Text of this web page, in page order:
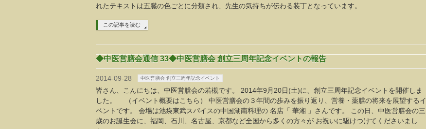
れたテキストは五臓の色ごとに分類され、先生の気持ちが伝わる装丁となっています。
この記事を読む
◆中医営膳会通信 33◆中医営膳会 創立三周年記念イベントの報告
2014-09-28 中医営膳会 創立三周年記念イベント
皆さん、こんにちは、中医営膳会の若槻です。 2014年9月20日(土)に、創立三周年記念イベントを開催しま
した。 （イベント概要はこちら） 中医営膳会の３年間の歩みを振り返り、営養・薬膳の将来を展望するイ
ベントです。 会場は池袋東武スパイスの中国湖南料理の 名店「 華湘 」さんです。 この日、中医営膳会の三
歳のお誕生会に、福岡、石川、名古屋、京都など全国から多くの方々が お祝いに駆けつけてくださいまし